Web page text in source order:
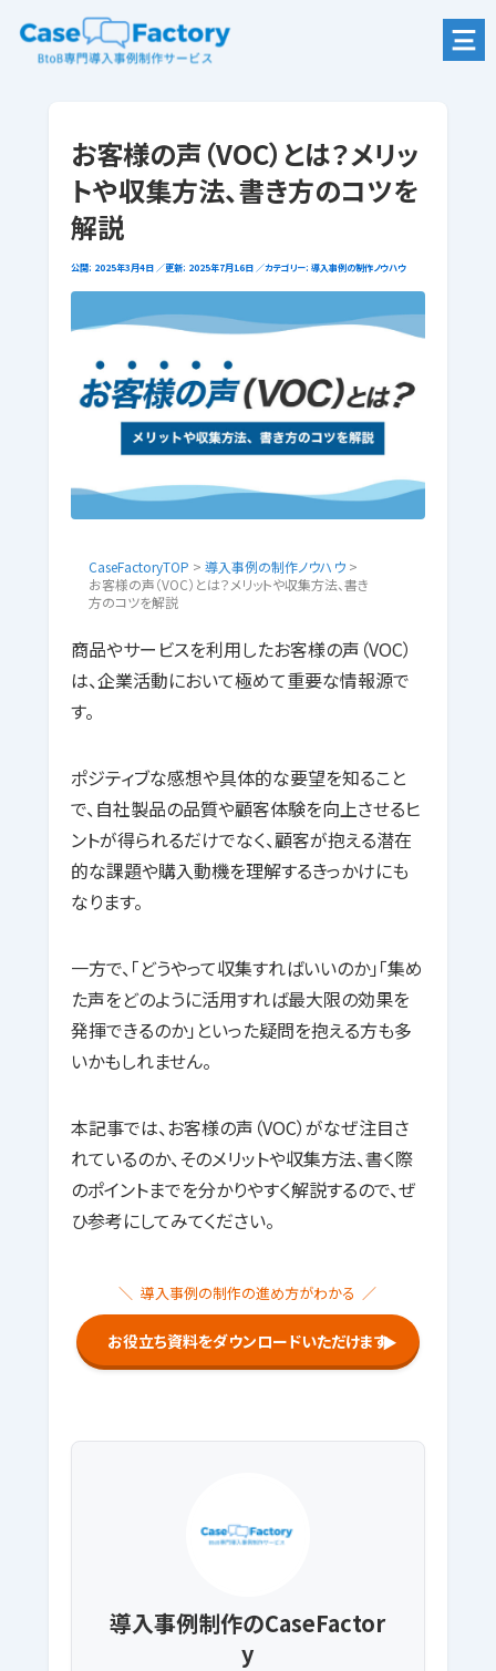
お客様の声（VOC）とは？メリッ
トや収集方法、書き方のコツを
解説
公開: 2025年3月4日 ／更新: 2025年7月16日 ／カテゴリー: 導入事例の制作ノウハウ
CaseFactoryTOP > 導入事例の制作ノウハウ>
お客様の声（VOC）とは？メリットや収集方法、書き
方のコツを解説
商品やサービスを利用したお客様の声（VOC）
は、企業活動において極めて重要な情報源で
す。
ポジティブな感想や具体的な要望を知ること
で、自社製品の品質や顧客体験を向上させるヒ
ントが得られるだけでなく、顧客が抱える潜在
的な課題や購入動機を理解するきっかけにも
なります。
一方で、「どうやって収集すればいいのか」「集め
た声をどのように活用すれば最大限の効果を
発揮できるのか」といった疑問を抱える方も多
いかもしれません。
本記事では、お客様の声（VOC）がなぜ注目さ
れているのか、そのメリットや収集方法、書く際
のポイントまでを分かりやすく解説するので、ぜ
ひ参考にしてみてください。
導入事例の制作の進め方がわかる
お役立ち資料をダウンロードいただけます▶
導入事例制作のCaseFactor
y